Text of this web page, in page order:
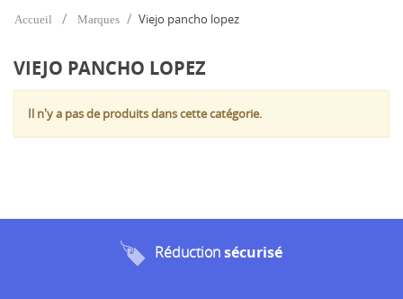
Accueil Marques Viejo pancho lopez
VIEJO PANCHO LOPEZ
Il n'y a pas de produits dans cette catégorie.
Réductionsécurisé